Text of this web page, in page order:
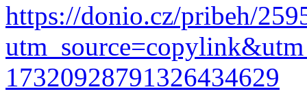
https://donio.cz/pribeh/
17320928791326434629